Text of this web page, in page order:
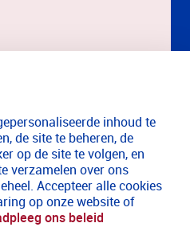
inhoud te
de site te beheren, de
op de site te volgen, en
verzamelen over ons
Accepteer alle cookies
op onze website of
ons beleid